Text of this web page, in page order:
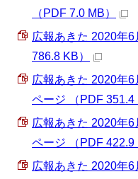
（PDF 7.0 MB）
広報あきた 2020年
786.8 KB）
広報あきた 2020年
ページ （PDF 351.4
広報あきた 2020年
ページ （PDF 422.9
広報あきた 2020年